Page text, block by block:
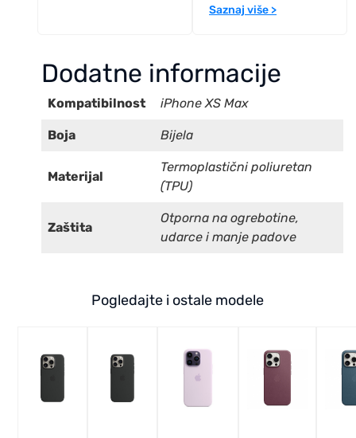
Saznaj više >
Dodatne informacije
Kompatibilnost iPhone XS Max
Boja Bijela
Materijal
Termoplastični poliuretan
(TPU)
Zaštita
Otporna na ogrebotine,
udarce i manje padove
Pogledajte i ostale modele